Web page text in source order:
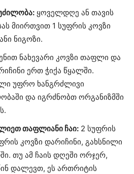
ყოველდღე ან თავის
მიირთვით 1 სუფრის კოვზი
ნიგოზი.
ნახევარი კოვზი თაფლი და
ერთ ჭიქა წყალში.
უფრო ხანგრძლივი
და იგრძნობთ ორგანიზმში
თაფლიანი ჩაი: 2 სუფრის
კოვზი დარიჩინი, გახსნილი
თუ ამ ჩაის დღეში ორჯერ,
დალევთ, ეს ართრიტის